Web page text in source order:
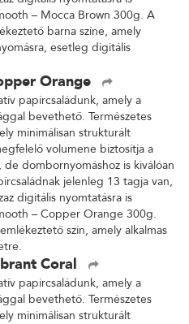
– Mocca Brown 300g. A
barna színe, amely
esetleg digitális
Orange
papírcsaládunk, amely a
bevethető. Természetes
minimálisan strukturált
volumene biztosítja a
dombornyomáshoz is kiválóan
jelenleg 13 tagja van,
digitális nyomtatásra is
– Copper Orange 300g.
szín, amely alkalmas
Coral
papírcsaládunk, amely a
bevethető. Természetes
minimálisan strukturált